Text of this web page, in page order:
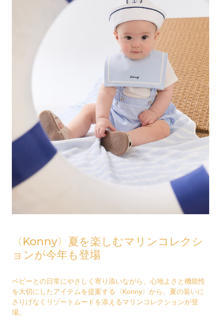
〈Konny〉夏を楽しむマリンコレクシ
ョンが今年も登場
ベビーとの日常にやさしく寄り添いながら、心地よさと機能性
を大切にしたアイテムを提案する〈Konny〉から、夏の装いに
さりげなくリゾートムードを添えるマリンコレクションが登
場。